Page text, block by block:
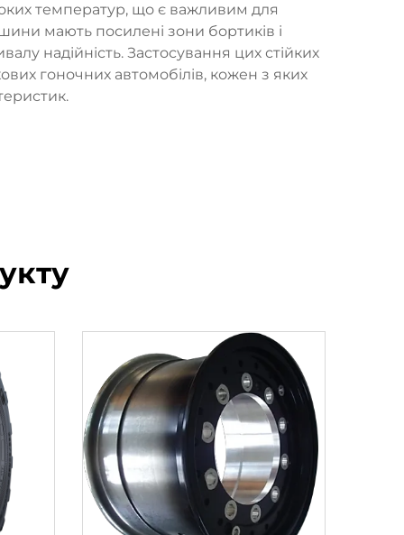
температур, що є важливим для
мають посилені зони бортиків і
надійність. Застосування цих стійких
гоночних автомобілів, кожен з яких